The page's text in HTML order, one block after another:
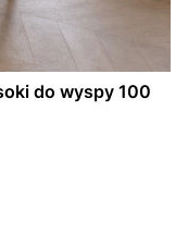
do wyspy 100